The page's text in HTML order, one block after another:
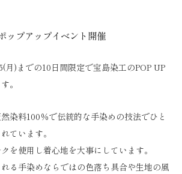
ップアップイベント開催
月)までの10日間限定で宝島染工のPOP UP
。
染料100％で伝統的な手染めの技法でひと
ています。
を使用し着心地を大事にしています。
る手染めならではの色落ち具合や生地の風